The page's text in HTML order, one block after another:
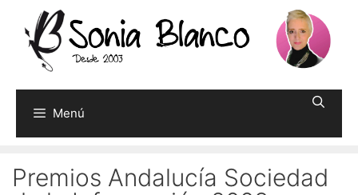
contenido
Menú
Premios Andalucía Sociedad